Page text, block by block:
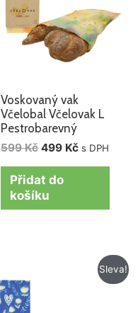
Voskovaný vak
Včelobal Včelovak L
Pestrobarevný
599Kč 499 Kč s DPH
Přidat do
košíku
Sleva!
Aktuální
cena